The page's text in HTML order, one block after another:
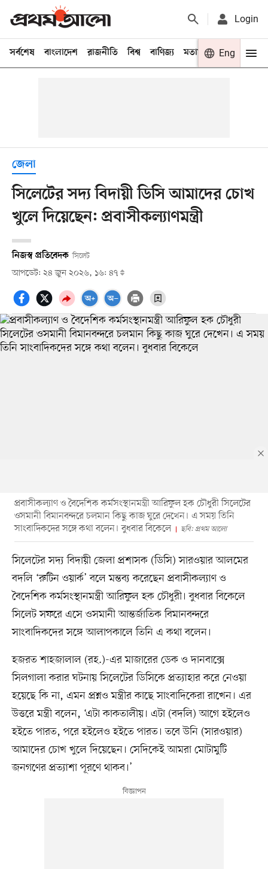
Login
সর্বশেষ বাংলাদেশ রাজনীতি বিশ্ব বাণিজ্য মতামত খেলা
Eng
জেলা
সিলেটের সদ্য বিদায়ী ডিসি আমাদের চোখ
খুলে দিয়েছেন: প্রবাসীকল্যাণমন্ত্রী
নিজস্ব প্রতিবেদক সিলেট
আপডেট: ২৪ জুন ২০২৬, ১৬: ৪৭
প্রবাসীকল্যাণ ও বৈদেশিক কর্মসংস্থানমন্ত্রী আরিফুল হক চৌধুরী সিলেটের
ওসমানী বিমানবন্দরে চলমান কিছু কাজ ঘুরে দেখেন। এ সময় তিনি
সাংবাদিকদের সঙ্গে কথা বলেন। বুধবার বিকেলে
ছবি: প্রথম আলো
সিলেটের সদ্য বিদায়ী জেলা প্রশাসক (ডিসি) সারওয়ার আলমের
বদলি ‘রুটিন ওয়ার্ক’ বলে মন্তব্য করেছেন প্রবাসীকল্যাণ ও
বৈদেশিক কর্মসংস্থানমন্ত্রী আরিফুল হক চৌধুরী। বুধবার বিকেলে
সিলেট সফরে এসে ওসমানী আন্তর্জাতিক বিমানবন্দরে
সাংবাদিকদের সঙ্গে আলাপকালে তিনি এ কথা বলেন।
হজরত শাহজালাল (রহ.)-এর মাজারের ডেক ও দানবাক্সে
সিলগালা করার ঘটনায় সিলেটের ডিসিকে প্রত্যাহার করে নেওয়া
হয়েছে কি না, এমন প্রশ্নও মন্ত্রীর কাছে সাংবাদিকেরা রাখেন। এর
উত্তরে মন্ত্রী বলেন, ‘এটা কাকতালীয়। এটা (বদলি) আগে হইলেও
হইতে পারত, পরে হইলেও হইতে পারত। তবে উনি (সারওয়ার)
আমাদের চোখ খুলে দিয়েছেন। সেদিকেই আমরা মোটামুটি
জনগণের প্রত্যাশা পূরণে থাকব।’